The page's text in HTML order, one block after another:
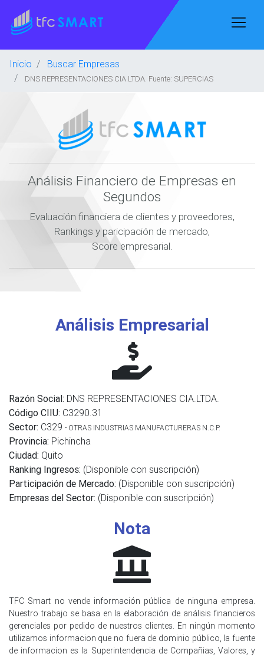
Inicio Buscar Empresas
DNS REPRESENTACIONES CIA.LTDA. Fuente: SUPERCIAS
Análisis Financiero de Empresas en
Segundos
Evaluación financiera de clientes y proveedores,
Rankings y paricipación de mercado,
Score empresarial.
Análisis Empresarial
Razón Social: DNS REPRESENTACIONES CIA.LTDA.
Código CIIU: C3290.31
Sector: C329 - OTRAS INDUSTRIAS MANUFACTURERAS N.C.P.
Provincia: Pichincha
Ciudad: Quito
Ranking Ingresos: (Disponible con suscripción)
Participación de Mercado: (Disponible con suscripción)
Empresas del Sector: (Disponible con suscripción)
Nota
TFC Smart no vende información pública de ninguna empresa.
Nuestro trabajo se basa en la elaboración de análisis financieros
gerenciales por pedido de nuestros clientes. En ningún momento
utilizamos informacion que no fuera de dominio público, la fuente
de informacion es la Superintendencia de Compañias, Valores, y